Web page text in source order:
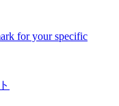
for your specific